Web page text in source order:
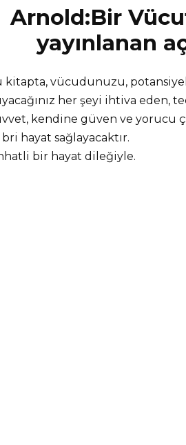
Arnold:Bir
yayınlanan
kitapta, vücudunuzu,
her şeyi ihtiva eden,
kendine güven ve yorucu
hayat sağlayacaktır.
bir hayat dileğiyle.